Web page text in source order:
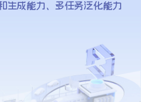
生成能力、多任务泛化能力